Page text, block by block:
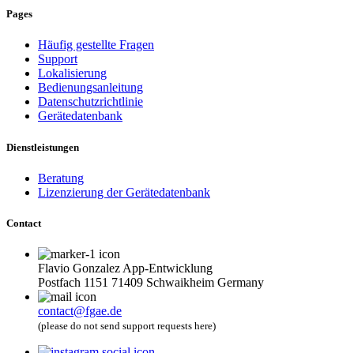
Pages
Häufig gestellte Fragen
Support
Lokalisierung
Bedienungsanleitung
Datenschutzrichtlinie
Gerätedatenbank
Dienstleistungen
Beratung
Lizenzierung der Gerätedatenbank
Contact
Flavio Gonzalez App-Entwicklung
Postfach 1151 71409 Schwaikheim Germany
contact@fgae.de
(please do not send support requests here)